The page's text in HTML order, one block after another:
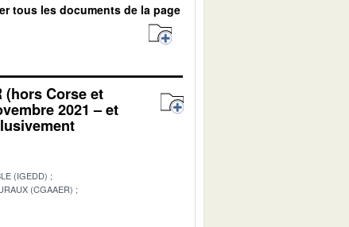
tous les documents de la page
(hors Corse et
2021 – et
(IGEDD)
(CGAAER)